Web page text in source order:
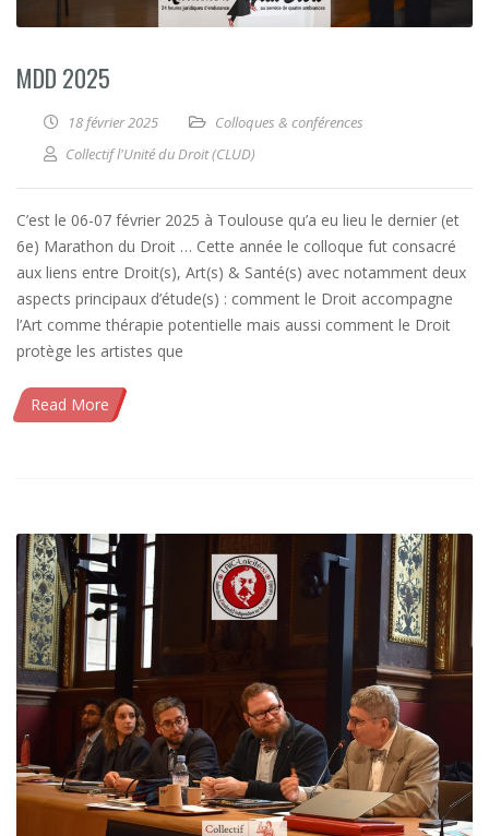
MDD 2025
18 février 2025
Colloques & conférences
Collectif l'Unité du Droit (CLUD)
C’est le 06-07 février 2025 à Toulouse qu’a eu lieu le dernier (et
6e) Marathon du Droit … Cette année le colloque fut consacré
aux liens entre Droit(s), Art(s) & Santé(s) avec notamment deux
aspects principaux d’étude(s) : comment le Droit accompagne
l’Art comme thérapie potentielle mais aussi comment le Droit
protège les artistes que
Read More